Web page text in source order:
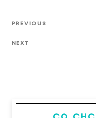
Navigace
příspěvek
Previous
PREVIOUS
Next
NEXT